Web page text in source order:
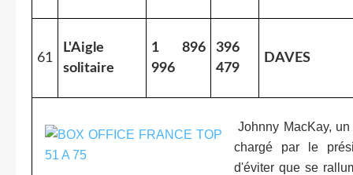
61
L'Aigle
solitaire
1 896
996
396
479
DAVES
Johnny MacKay,
chargé par le
d'éviter que se